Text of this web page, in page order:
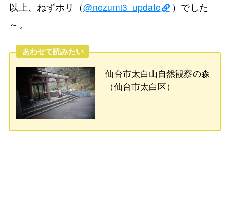
以上、ねずホリ（@nezumi3_update
）でした
～。
あわせて読みたい
仙台市太白山自然観察の森
（仙台市太白区）